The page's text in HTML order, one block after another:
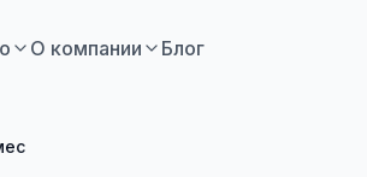
О компании Блог